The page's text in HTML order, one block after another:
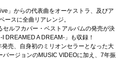
」からの代表曲をオーケストラ、及びア
ースに全曲リアレンジ。
セルフカバー・ベストアルバムの発売が決
DREAMED A DREAM-」も収録！
売、自身初のミリオンセラーとなった大
バージョンのMUSIC VIDEOに加え、7年振